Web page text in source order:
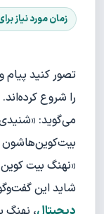
تصور کنید پیام
را شروع
می‌گوید:
بیت‌کوین‌هاشون
«نهنگ بیت
شاید این